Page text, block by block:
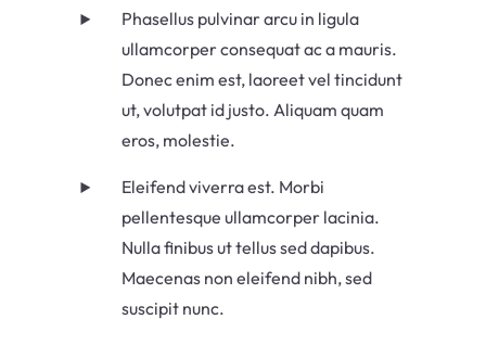
Phasellus pulvinar arcu in ligula
ullamcorper consequat ac a mauris.
Donec enim est, laoreet vel tincidunt
ut, volutpat id justo. Aliquam quam
eros, molestie.
Eleifend viverra est. Morbi
pellentesque ullamcorper lacinia.
Nulla finibus ut tellus sed dapibus.
Maecenas non eleifend nibh, sed
suscipit nunc.